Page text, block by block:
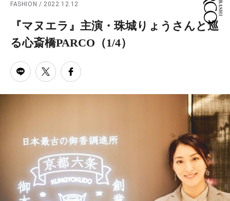
レストラン・カフェ
TAX FREE
PARCOメンバーズ
ภาษาไทย
日本語
FASHION / 2022.12.12
『マヌエラ』主演・珠城りょうさんと巡
る心斎橋PARCO （1/4）